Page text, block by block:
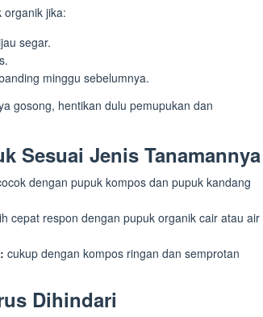
organik jika:
segar.
minggu sebelumnya.
gosong, hentikan dulu pemupukan dan
Sesuai Jenis Tanamannya
dengan pupuk kompos dan pupuk kandang
cepat respon dengan pupuk organik cair atau air
cukup dengan kompos ringan dan semprotan
Dihindari